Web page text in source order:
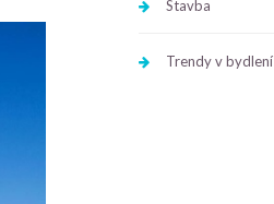
Stavba
Trendy v bydlení